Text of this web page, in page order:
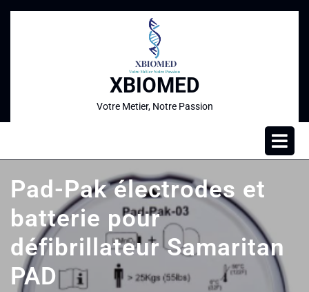
XBIOMED
Votre Metier, Notre Passion
Pad-Pak électrodes et
batterie pour
défibrillateur Samaritan
PAD